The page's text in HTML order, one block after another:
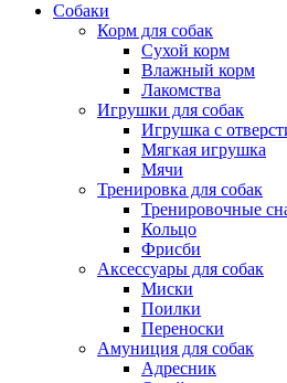
Собаки
Корм для собак
Сухой корм
Влажный корм
Лакомства
Игрушки для собак
Игрушка с
Мягкая игрушка
Мячи
Тренировка для собак
Тренировочные
Кольцо
Фрисби
Аксессуары для собак
Миски
Поилки
Переноски
Амуниция для собак
Адресник